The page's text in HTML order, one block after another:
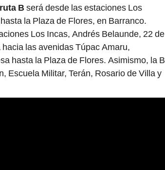
Bserá desde las estaciones Los
la Plaza de Flores, en Barranco.
Los Incas, Andrés Belaunde, 22 de
las avenidas Túpac Amaru,
hasta la Plaza de Flores. Asimismo, la B
Escuela Militar, Terán, Rosario de Villa y